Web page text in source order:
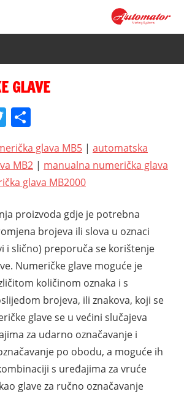
GLAVE
Twitter
glava MB5 | automatska
MB2 | manualna numerička glava
glava MB2000
proizvoda gdje je potrebna
brojeva ili slova u oznaci
i slično) preporuča se korištenje
Numeričke glave moguće je
količinom oznaka i s
brojeva, ili znakova, koji se
glave se u većini slučajeva
za udarno označavanje i
po obodu, a moguće ih
s uređajima za vruće
glave za ručno označavanje